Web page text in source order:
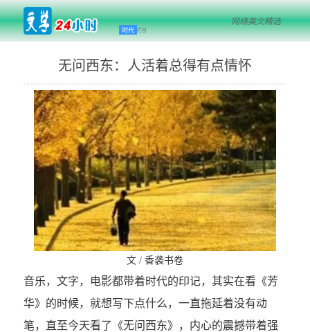
时代 栏目
网络美文精选
无问西东：人活着总得有点情怀
文 / 香袭书卷
音乐，文字，电影都带着时代的印记，其实在看《芳
华》的时候，就想写下点什么，一直拖延着没有动
笔，直至今天看了《无问西东》，内心的震撼带着强